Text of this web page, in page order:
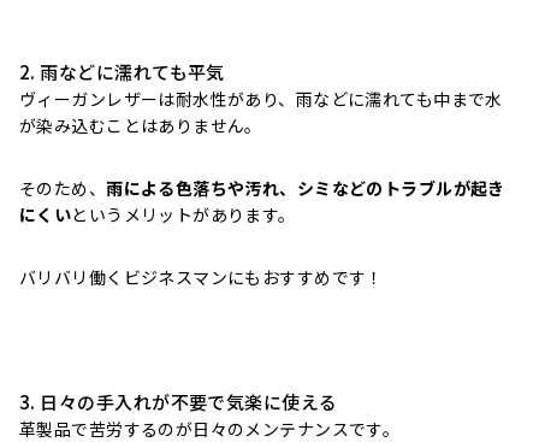
2. 雨などに濡れても平気
ヴィーガンレザーは耐水性があり、雨などに濡れても中まで水
が染み込むことはありません。
そのため、雨による色落ちや汚れ、シミなどのトラブルが起き
にくいというメリットがあります。
バリバリ働くビジネスマンにもおすすめです！
3. 日々の手入れが不要で気楽に使える
革製品で苦労するのが日々のメンテナンスです。